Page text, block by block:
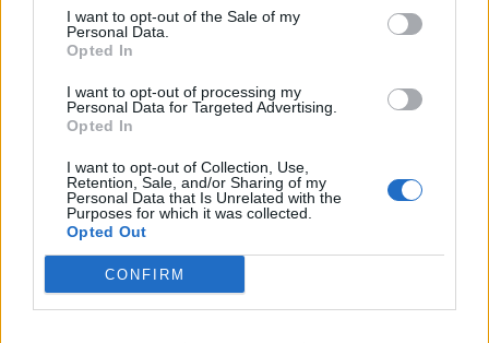
I want to opt-out of the Sale of my
Personal Data.
Opted In
I want to opt-out of processing my
Personal Data for Targeted Advertising.
Opted In
I want to opt-out of Collection, Use,
Retention, Sale, and/or Sharing of my
Personal Data that Is Unrelated with the
Purposes for which it was collected.
Opted Out
CONFIRM
Σχετικά Άρθρα